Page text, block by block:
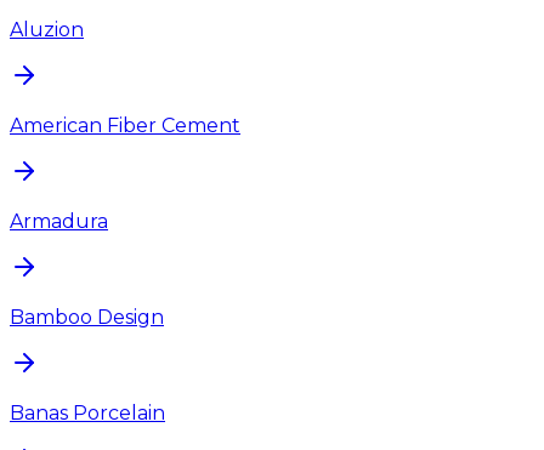
Aluzion
American Fiber Cement
Armadura
Bamboo Design
Banas Porcelain